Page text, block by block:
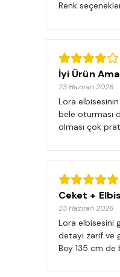
Renk
İyi Ürün
23 Haziran 2026
Lora
bele oturması
olması çok
Ceket +
23 Haziran 2026
Lora elbisesini
detayı zarif ve
Boy 135 cm